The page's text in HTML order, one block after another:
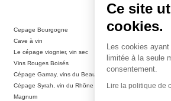
Cepage Bourgogne
Cépage Merlot
Cave à vin
Le cépage viognier, vin sec
Cépage
Vins Rouges Boisés
Cépage Gamay, vins du Beaujolais
Cépage Syrah, vin du Rhône
Champagne
Magnum
Ce site
cookies.
Les cookies
limitée à la seule
consentement.
Lire la politique de